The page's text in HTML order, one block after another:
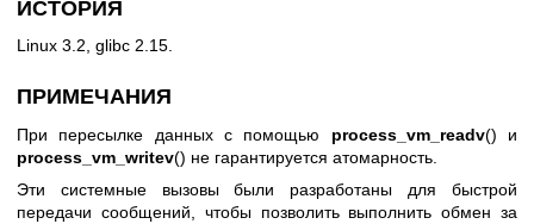
ИСТОРИЯ
Linux 3.2, glibc 2.15.
ПРИМЕЧАНИЯ
При пересылке данных с помощью process_vm_readv() и
process_vm_writev() не гарантируется атомарность.
Эти системные вызовы были разработаны для быстрой
передачи сообщений, чтобы позволить выполнить обмен за